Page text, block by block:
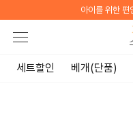
아이를 위한 편
세트할인 베개(단품)